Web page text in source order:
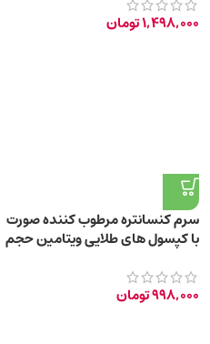
1,498,000تومان
سرم کنسانتره مرطوب‌ کننده صورت
با کپسول‌ های طلایی ویتامین حجم
998,000تومان